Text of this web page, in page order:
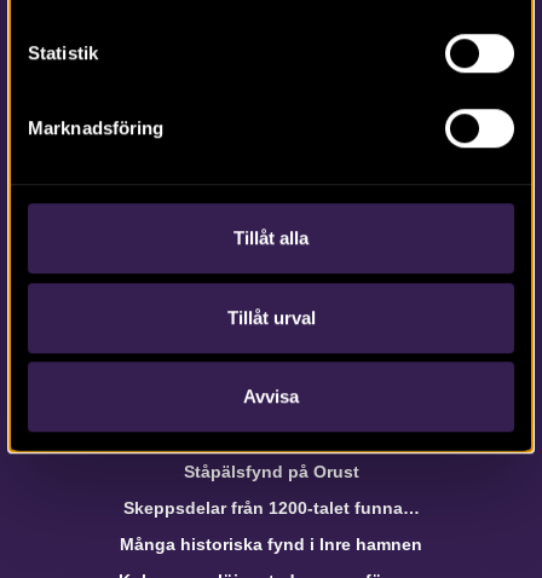
Statistik
Marknadsföring
Tillåt alla
Tillåt urval
Avvisa
Om Intrasis
Om kakor
Hantera kakor
Arkeologerna i media
Arkeologer på jakt efter Getakärr
Ståpälsfynd på Orust
Skeppsdelar från 1200-talet funna…
Många historiska fynd i Inre hamnen